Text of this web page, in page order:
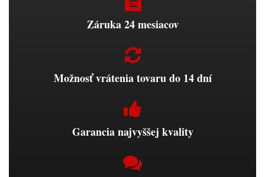
Záruka 24 mesiacov
Možnosť vrátenia tovaru do 14 dní
Garancia najvyššej kvality